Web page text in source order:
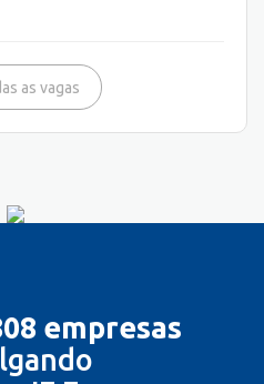
as vagas
empresas